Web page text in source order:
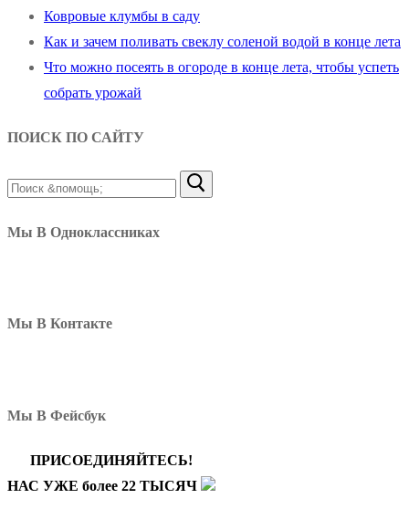
Ковровые клумбы в саду
Как и зачем поливать свеклу соленой водой в конце лета
Что можно посеять в огороде в конце лета, чтобы успеть
собрать урожай
ПОИСК ПО САЙТУ
Найти:
Мы В Одноклассниках
Мы В Контакте
Мы В Фейсбук
ПРИСОЕДИНЯЙТЕСЬ!
НАС УЖЕ более 22 ТЫСЯЧ